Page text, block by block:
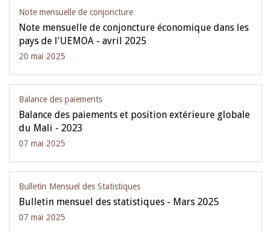
Note mensuelle de conjoncture
Note mensuelle de conjoncture économique dans les
pays de l'UEMOA - avril 2025
20 mai 2025
Balance des paiements
Balance des paiements et position extérieure globale
du Mali - 2023
07 mai 2025
Bulletin Mensuel des Statistiques
Bulletin mensuel des statistiques - Mars 2025
07 mai 2025